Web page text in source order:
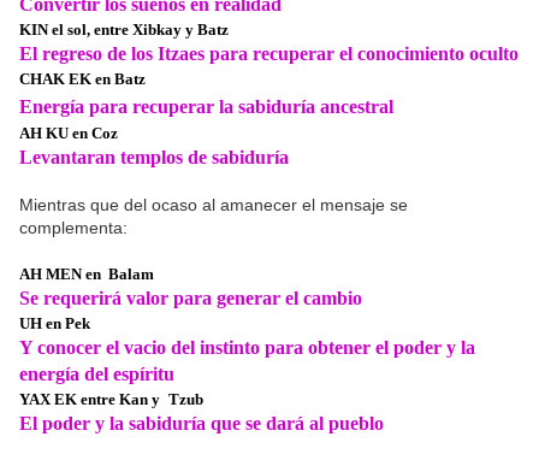
Convertir los sueños en realidad
KIN el sol, entre Xibkay y Batz
El regreso de los Itzaes para recuperar el conocimiento oculto
CHAK EK en Batz
Energía para recuperar la sabiduría ancestral
AH KU en Coz
Levantaran templos de sabiduría
Mientras que del ocaso al amanecer el mensaje se
complementa:
AH MEN en Balam
Se requerirá valor para generar el cambio
UH en Pek
Y conocer el vacio del instinto para obtener el poder y la
energía del espíritu
YAX EK entre Kan y Tzub
El poder y la sabiduría que se dará al pueblo